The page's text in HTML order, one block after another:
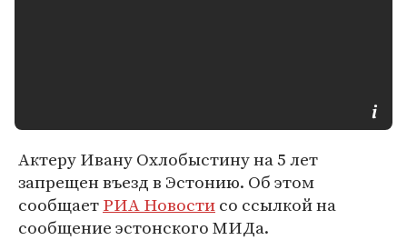
Актеру Ивану Охлобыстину на 5 лет
запрещен въезд в Эстонию. Об этом
сообщаетРИА Новостисо ссылкой на
сообщение эстонского МИДа.